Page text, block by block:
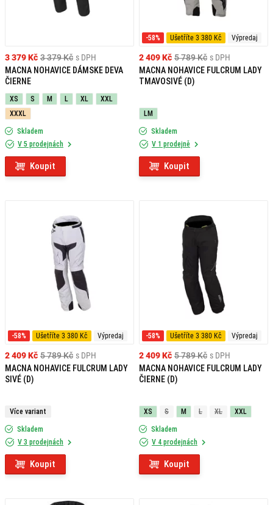
3 379 Kč
3 379 Kč
s DPH
MACNA NOHAVICE DÁMSKE DEVA
ČIERNE
XS S M L XL
XXL
XXXL
Skladem
V 5 prodejnách
Koupit
-58% Ušetříte 3 380 Kč Výpredaj
5 789 Kč
2 409 Kč
s DPH
MACNA NOHAVICE FULCRUM LADY
TMAVOSIVÉ (D)
LM
Skladem
V 1 prodejně
Koupit
-58% Ušetříte 3 380 Kč Výpredaj
5 789 Kč
2 409 Kč
s DPH
MACNA NOHAVICE FULCRUM LADY
SIVÉ (D)
Více variant
Skladem
V 3 prodejnách
Koupit
-58% Ušetříte 3 380 Kč Výpredaj
5 789 Kč
2 409 Kč
s DPH
MACNA NOHAVICE FULCRUM LADY
ČIERNE (D)
XS S M L XL XXL
Skladem
V 4 prodejnách
Koupit